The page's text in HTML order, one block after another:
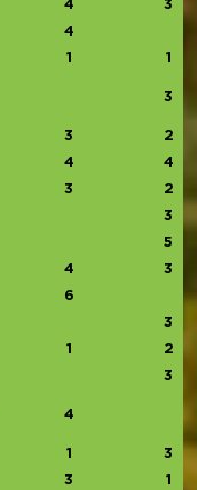
4 3
4
1 1
3
3 2
4 4
3 2
3
5
4 3
6
3
1 2
3
4
1 3
3 1